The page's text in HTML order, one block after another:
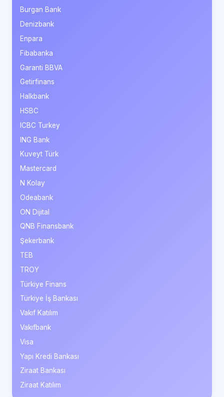
Burgan Bank
Denizbank
Enpara
Fibabanka
Garanti BBVA
Getirfinans
Halkbank
HSBC
ICBC Turkey
ING Bank
Kuveyt Türk
Mastercard
N Kolay
Odeabank
ON Dijital
QNB Finansbank
Şekerbank
TEB
TROY
Türkiye Finans
Türkiye İş Bankası
Vakıf Katılım
Vakıfbank
Visa
Yapı Kredi Bankası
Ziraat Bankası
Ziraat Katılım